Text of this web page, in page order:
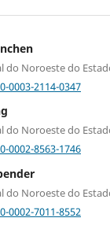
do Noroeste do
2114-0347
do Noroeste do
8563-1746
do Noroeste do
7011-8552